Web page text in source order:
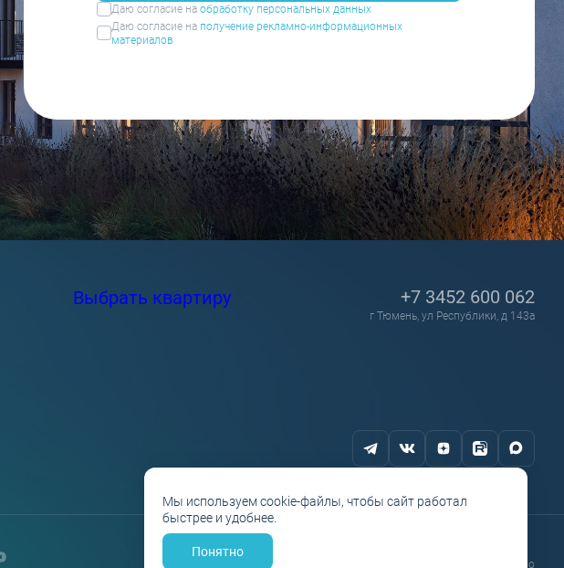
Даю согласие наобработку персональных данных
Даю согласие на получение рекламно-информационных
материалов
Выбрать квартиру +7 3452 600 062
г Тюмень, ул Республики, д 143а
Разработано
Мы используем cookie-файлы, чтобы сайт работал
быстрее и удобнее.
Понятно